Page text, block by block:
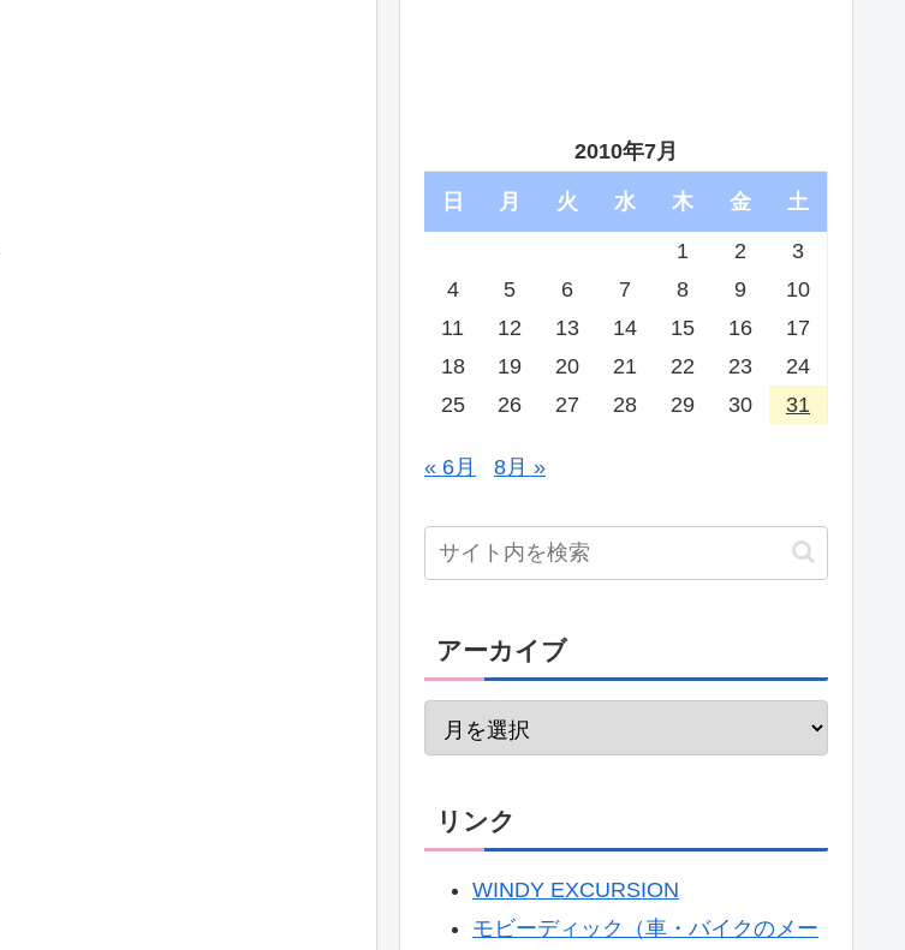
2010年7月
日 月 火 水 木 金 土
1 2
3
4
5 6 7 8 9
10
11
12 13 14 15 16
17
18
19 20 21 22 23
24
25
26 27 28 29 30 31
« 6月 8月 »
アーカイブ
リンク
WINDY EXCURSION
モビーディック（車・バイクのメー